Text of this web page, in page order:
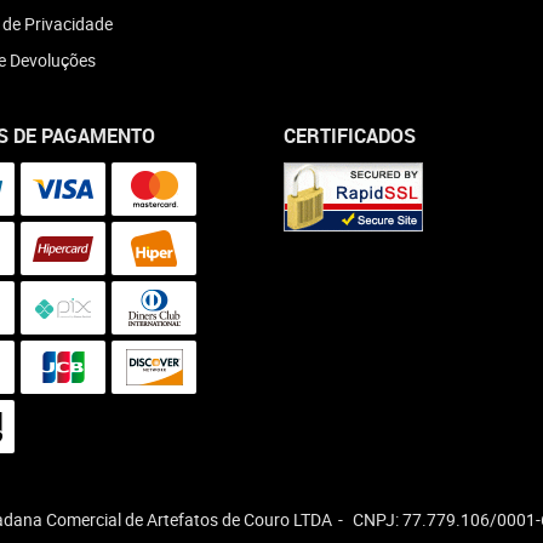
Privacidade
Devoluções
DE PAGAMENTO CERTIFICADOS
Comercial de Artefatos de Couro LTDA CNPJ: 77.779.106/